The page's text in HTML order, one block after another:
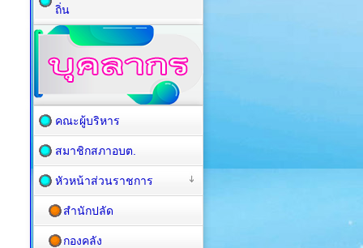
ถิ่น
คณะผู้บริหาร
สมาชิกสภาอบต.
หัวหน้าส่วนราชการ
สำนักปลัด
กองคลัง